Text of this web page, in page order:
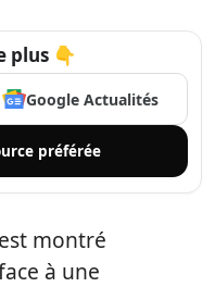
plus 👇
Google Actualités
préférée
montré
à une